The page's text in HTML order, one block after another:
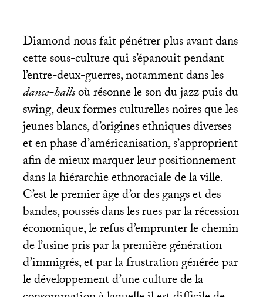
Diamond nous fait pénétrer plus avant dans
cette sous-culture qui s’épanouit pendant
l’entre-deux-guerres, notamment dans les
dance-hallsoù résonne le son du jazz puis du
swing, deux formes culturelles noires que les
jeunes blancs, d’origines ethniques diverses
et en phase d’américanisation, s’approprient
afin de mieux marquer leur positionnement
dans la hiérarchie ethnoraciale de la ville.
C’est le premier âge d’or des gangs et des
bandes, poussés dans les rues par la récession
économique, le refus d’emprunter le chemin
de l’usine pris par la première génération
d’immigrés, et par la frustration générée par
le développement d’une culture de la